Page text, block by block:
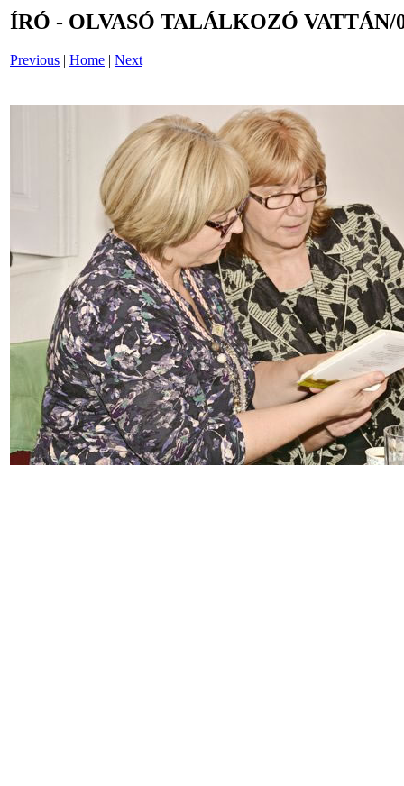
ÍRÓ - OLVASÓ TALÁLKOZÓ VATTÁN/
Previous | Home | Next